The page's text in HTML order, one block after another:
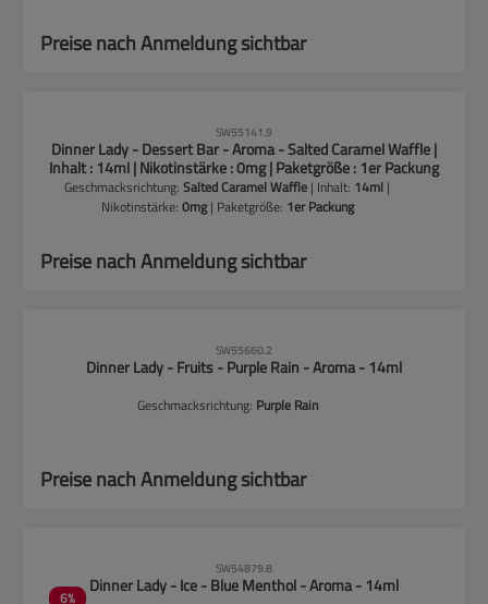
Preise nach Anmeldung sichtbar
SW55141.9
Dinner Lady - Dessert Bar - Aroma - Salted Caramel Waffle |
Inhalt : 14ml | Nikotinstärke : 0mg | Paketgröße : 1er Packung
Geschmacksrichtung:Salted Caramel Waffle | Inhalt: 14ml |
Nikotinstärke: 0mg| Paketgröße: 1er Packung
Preise nach Anmeldung sichtbar
SW55660.2
Dinner Lady - Fruits - Purple Rain - Aroma - 14ml
Geschmacksrichtung: Purple Rain
Preise nach Anmeldung sichtbar
6%
SW54879.8
Dinner Lady - Ice - Blue Menthol - Aroma - 14ml